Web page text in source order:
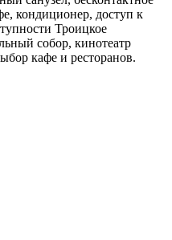
кондиционер, доступ к
Троицкое
собор, кинотеатр
кафе и ресторанов.